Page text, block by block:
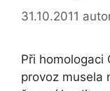
31.10.2011
Při homologaci
provoz musela